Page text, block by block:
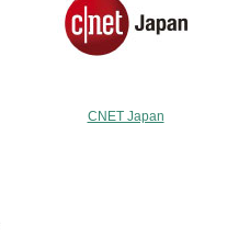
CNET Japan